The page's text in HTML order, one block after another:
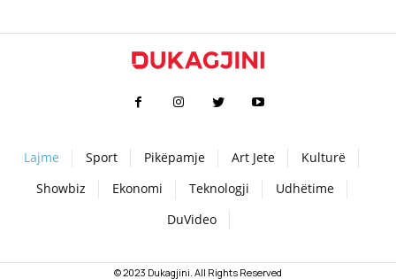
Lajme Sport Pikëpamje Art Jete
Kulturë
Showbiz
Ekonomi Teknologji
Udhëtime
DuVideo
© 2023 Dukagjini. All Rights Reserved